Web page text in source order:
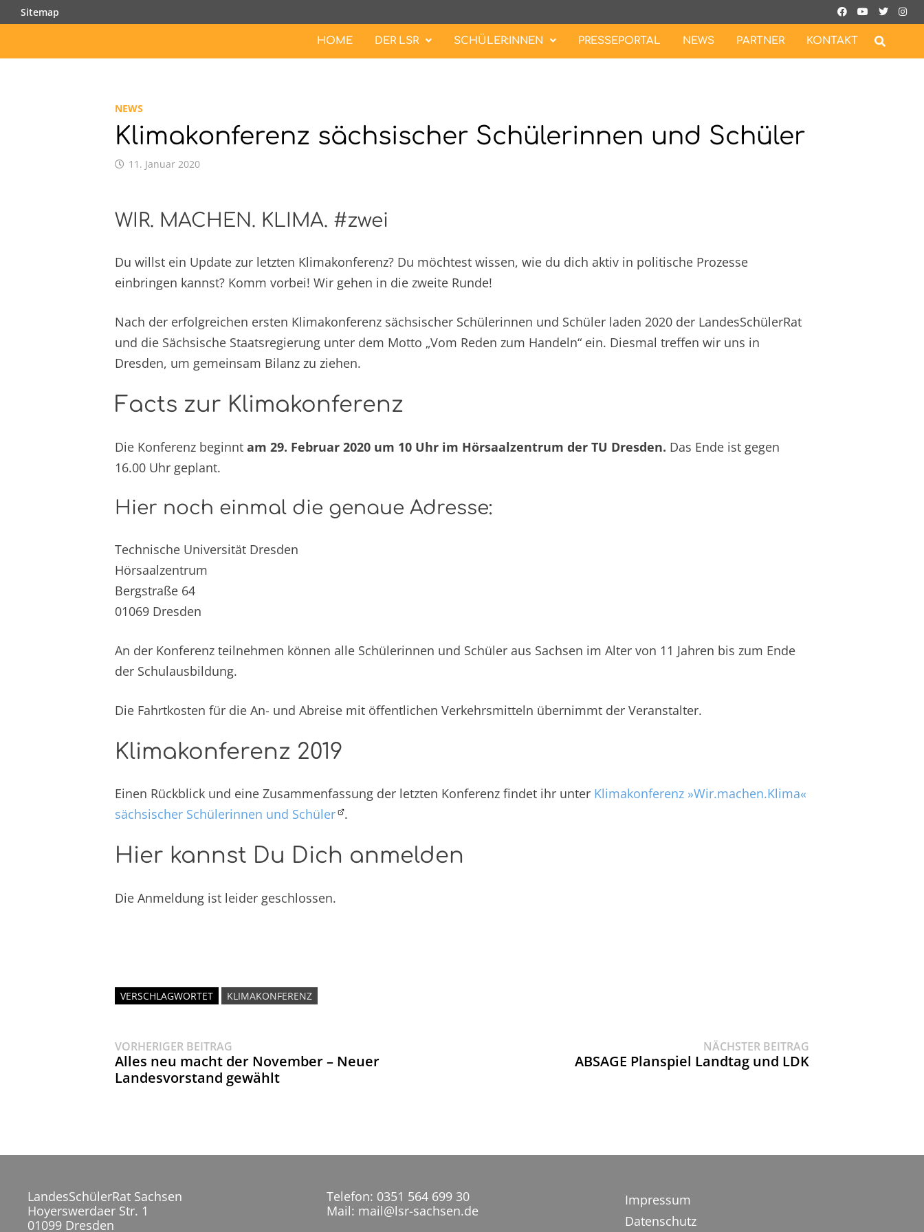
Zurück
zum
Sitemap
HOME DER LSR SCHÜLER:INNEN PRESSEPORTAL NEWS PARTNER KONTAKT
NEWS
Klimakonferenz sächsischer Schülerinnen und Schüler
11. Januar 2020
WIR. MACHEN. KLIMA. #zwei
Du willst ein Update zur letzten Klimakonferenz? Du möchtest wissen, wie du dich aktiv in politische Prozesse
einbringen kannst? Komm vorbei! Wir gehen in die zweite Runde!
Nach der erfolgreichen ersten Klimakonferenz sächsischer Schülerinnen und Schüler laden 2020 der LandesSchülerRat
und die Sächsische Staatsregierung unter dem Motto „Vom Reden zum Handeln“ ein. Diesmal treffen wir uns in
Dresden, um gemeinsam Bilanz zu ziehen.
Facts zur Klimakonferenz
Die Konferenz beginnt am 29. Februar 2020 um 10 Uhr im Hörsaalzentrum der TU Dresden. Das Ende ist gegen
16.00 Uhr geplant.
Hier noch einmal die genaue Adresse:
Technische Universität Dresden
Hörsaalzentrum
Bergstraße 64
01069 Dresden
An der Konferenz teilnehmen können alle Schülerinnen und Schüler aus Sachsen im Alter von 11 Jahren bis zum Ende
der Schulausbildung.
Die Fahrtkosten für die An- und Abreise mit öffentlichen Verkehrsmitteln übernimmt der Veranstalter.
Klimakonferenz 2019
Einen Rückblick und eine Zusammenfassung der letzten Konferenz findet ihr unter Klimakonferenz »Wir.machen.Klima«
sächsischer Schülerinnen und Schüler .
Hier kannst Du Dich anmelden
Die Anmeldung ist leider geschlossen.
VERSCHLAGWORTET KLIMAKONFERENZ
Beitragsnavigation
VORHERIGER BEITRAGVorheriger
Beitrag:
Alles neu macht der November – Neuer
Landesvorstand gewählt
NÄCHSTER BEITRAG
Beitrag:
ABSAGE Planspiel Landtag und LDK
LandesSchülerRat Sachsen
Hoyerswerdaer Str. 1
01099 Dresden
Telefon: 0351 564 699 30
Mail: mail@lsr-sachsen.de
Impressum
Datenschutz